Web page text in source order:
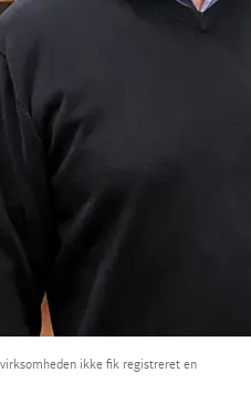
ikke fik registreret en